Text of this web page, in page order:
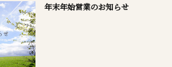
年末年始営業のお知らせ